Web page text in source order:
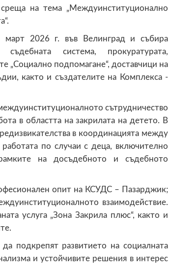
на тема „Междуинституционално
2026 г. във Велинград и събира
система, прокуратурата,
„Социално подпомагане“, доставчици на
както и създателите на Комплекса -
сътрудничество
в областта на закрилата на детето. В
в координацията между
по случаи с деца, включително
на досъдебното и съдебното
опит на КСУДС – Пазарджик;
взаимодействие.
услуга „Зона Закрила плюс“, както и
подкрепят развитието на социалната
и устойчивите решения в интерес